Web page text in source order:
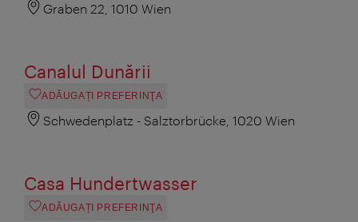
Graben 22, 1010 Wien
Canalul Dunării
ADĂUGAȚI PREFERINŢA
Schwedenplatz - Salztorbrücke, 1020 Wien
Casa Hundertwasser
ADĂUGAȚI PREFERINŢA